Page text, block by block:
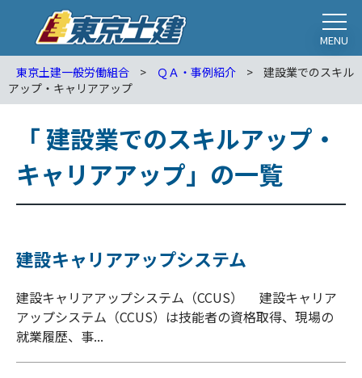
MENU
東京土建一般労働組合 > ＱＡ・事例紹介 >
建設業でのスキル
アップ・キャリアアップ
「 建設業でのスキルアップ・
キャリアアップ」の一覧
建設キャリアアップシステム
建設キャリアアップシステム（CCUS） 建設キャリア
アップシステム（CCUS）は技能者の資格取得、現場の
就業履歴、事...